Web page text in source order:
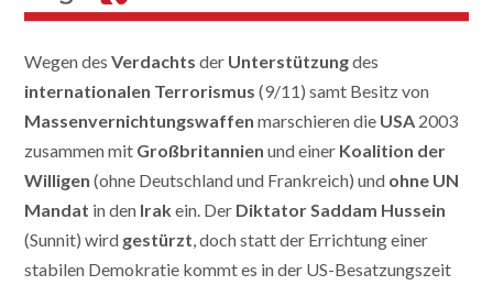
Wegen desVerdachts der Unterstützungdes
internationalen Terrorismus (9/11) samt Besitz von
Massenvernichtungswaffen marschieren die USA 2003
zusammen mit Großbritannien und einer Koalition der
Willigen (ohne Deutschland und Frankreich) und ohne UN
Mandat in den Irakein. Der Diktator Saddam Hussein
(Sunnit) wird gestürzt, doch statt der Errichtung einer
stabilen Demokratie kommt es in der US-Besatzungszeit